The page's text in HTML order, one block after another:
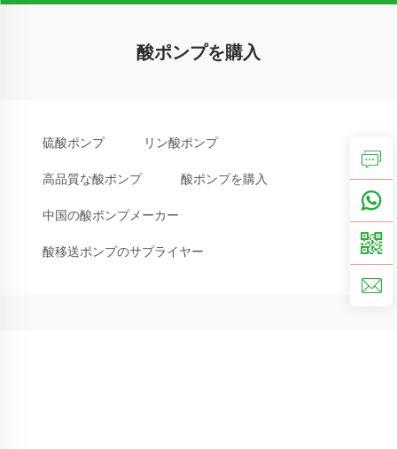
酸ポンプを購入
硫酸ポンプ リン酸ポンプ
高品質な酸ポンプ 酸ポンプを購入
中国の酸ポンプメーカー
酸移送ポンプのサプライヤー